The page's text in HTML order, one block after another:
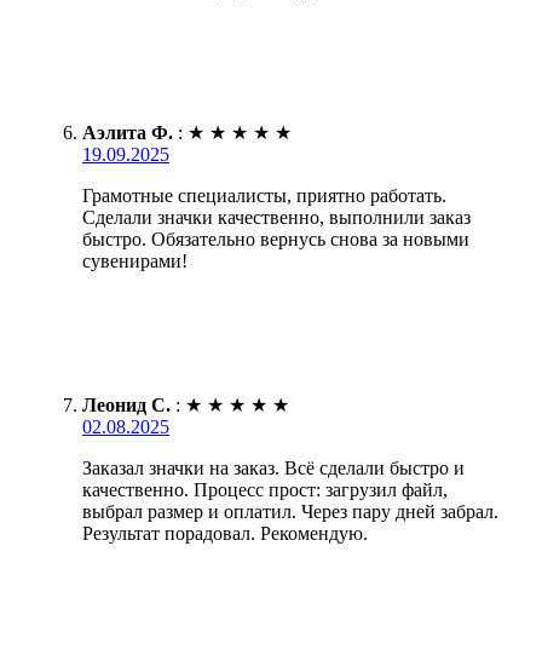
Аэлита Ф. : ★ ★ ★ ★ ★
19.09.2025
Грамотные специалисты, приятно работать.
Сделали значки качественно, выполнили заказ
быстро. Обязательно вернусь снова за новыми
сувенирами!
Леонид С. : ★ ★ ★ ★ ★
02.08.2025
Заказал значки на заказ. Всё сделали быстро и
качественно. Процесс прост: загрузил файл,
выбрал размер и оплатил. Через пару дней забрал.
Результат порадовал. Рекомендую.